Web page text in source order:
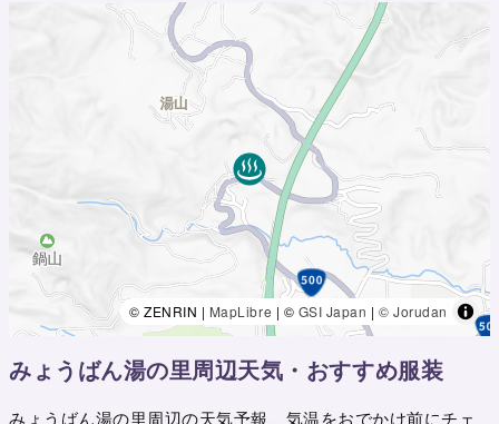
© ZENRIN | MapLibre | © GSI Japan |© Jorudan
みょうばん湯の里周辺天気・おすすめ服装
みょうばん湯の里周辺の天気予報、気温をおでかけ前にチェ